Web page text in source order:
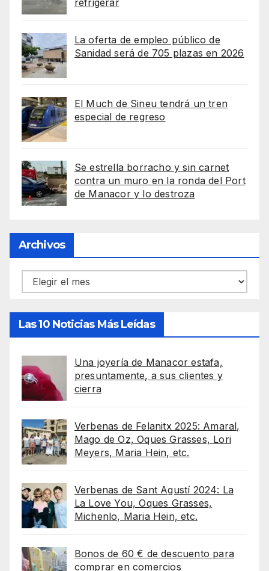
refrigerar
La oferta de empleo público de
Sanidad será de 705 plazas en 2026
El Much de Sineu tendrá un tren
especial de regreso
Se estrella borracho y sin carnet
contra un muro en la ronda del Port
de Manacor y lo destroza
Archivos
Archivos
Las 10 Noticias Más Leídas
Una joyería de Manacor estafa,
presuntamente, a sus clientes y
cierra
Verbenas de Felanitx 2025: Amaral,
Mago de Oz, Oques Grasses, Lori
Meyers, Maria Hein, etc.
Verbenas de Sant Agustí 2024: La
La Love You, Oques Grasses,
Michenlo, Maria Hein, etc.
Bonos de 60 € de descuento para
comprar en comercios